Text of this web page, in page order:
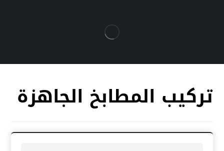
تركيب المطابخ الجاهزة